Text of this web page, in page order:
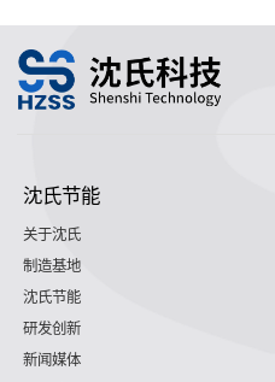
沈氏节能
关于沈氏
制造基地
沈氏节能
研发创新
新闻媒体